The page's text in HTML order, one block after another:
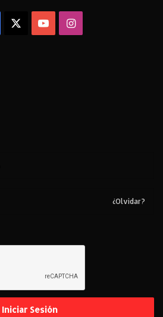
Facebook YouTubeInstagram
¿Olvidar?
Iniciar Sesión